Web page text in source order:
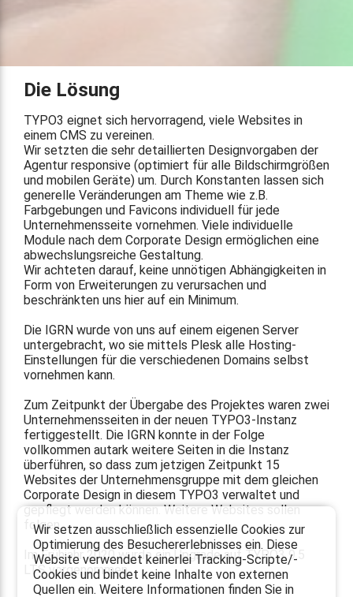
Die Lösung
TYPO3 eignet sich hervorragend, viele Websites in
einem CMS zu vereinen.
Wir setzten die sehr detaillierten Designvorgaben der
Agentur responsive (optimiert für alle Bildschirmgrößen
und mobilen Geräte) um. Durch Konstanten lassen sich
generelle Veränderungen am Theme wie z.B.
Farbgebungen und Favicons individuell für jede
Unternehmensseite vornehmen. Viele individuelle
Module nach dem Corporate Design ermöglichen eine
abwechslungsreiche Gestaltung.
Wir achteten darauf, keine unnötigen Abhängigkeiten in
Form von Erweiterungen zu verursachen und
beschränkten uns hier auf ein Minimum.
Die IGRN wurde von uns auf einem eigenen Server
untergebracht, wo sie mittels Plesk alle Hosting-
Einstellungen für die verschiedenen Domains selbst
vornehmen kann.
Zum Zeitpunkt der Übergabe des Projektes waren zwei
Unternehmensseiten in der neuen TYPO3-Instanz
fertiggestellt. Die IGRN konnte in der Folge
vollkommen autark weitere Seiten in die Instanz
überführen, so dass zum jetzigen Zeitpunkt 15
Websites der Unternehmensgruppe mit dem gleichen
Corporate Design in diesem TYPO3 verwaltet und
gepflegt werden können. Weitere Websites sollen
folgen.
Im Frühjahr 2020 wurde ein Upgrade auf TYPO3 9.5
LTS vorgenommen.
Wir setzen ausschließlich essenzielle Cookies zur
Optimierung des Besuchererlebnisses ein. Diese
Website verwendet keinerlei Tracking-Scripte/-
Cookies und bindet keine Inhalte von externen
Quellen ein. Weitere Informationen finden Sie in